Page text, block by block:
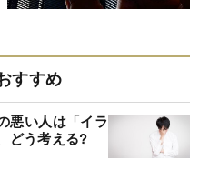
すすめ
悪い人は「イラ
どう考える?